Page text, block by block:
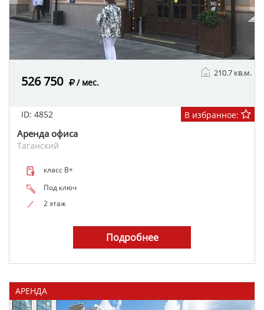
526 750 / мес.
210.7 кв.м.
Аренда офиса
Таганский
ID: 4852 В избранное:
класс B+
Под ключ
2 этаж
Подробнее
АРЕНДА